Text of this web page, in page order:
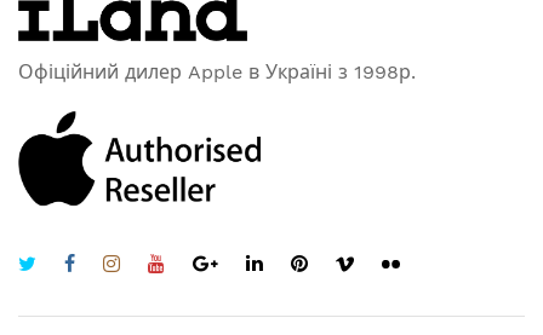
Офіційний дилер Apple в Україні з 1998р.